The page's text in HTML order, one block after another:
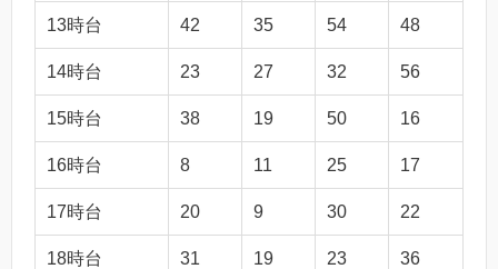
13時台 42 35 54 48
14時台 23 27 32 56
15時台 38 19 50 16
16時台 8 11 25 17
17時台 20 9 30 22
18時台 31 19 23 36